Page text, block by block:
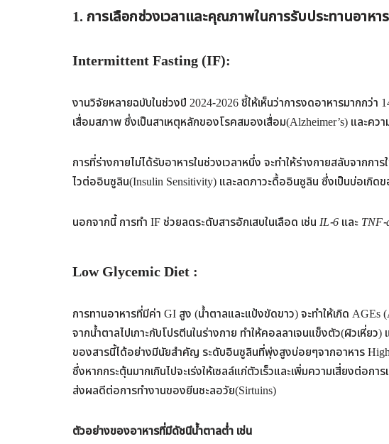
1. การเลือกช่วงเวลาและคุณภาพในการรับประทานอาหาร
Intermittent Fasting (IF):
งานวิจัยหลายฉบับในช่วงปี 2024-2026 ชี้ให้เห็นว่าการงดอาหารมากกว่า
เสื่อมสภาพ ซึ่งเป็นสาเหตุหลักของโรคสมองเสื่อม(Alzheimer’s) และคว
การที่ร่างกายไม่ได้รับอาหารในช่วงเวลาหนึ่ง จะทำให้ร่างกายสลับจากก
ไวต่ออินซูลิน(Insulin Sensitivity) และลดภาวะดื้ออินซูลิน ซึ่งเป็นบ่อเกิด
นอกจากนี้ การทำ IF ช่วยลดระดับสารอักเสบในเลือด เช่น IL-6 และ
Low Glycemic Diet :
การทานอาหารที่มีค่า GI สูง (น้ำตาลและแป้งขัดขาว) จะทำให้เกิด AGEs
จากน้ำตาลไปเกาะกับโปรตีนในร่างกาย ทำให้คอลลาเจนแข็งตัว(ผิวเหี่ย
ของสารนี้ได้อย่างมีนัยสำคัญ ระดับอินซูลินที่พุ่งสูงบ่อยๆจากอาหาร
ซึ่งหากกระตุ้นมากเกินไปจะเร่งให้เซลล์แก่ตัวเร็วและเพิ่มความเสี่ยงต่อก
ส่งผลดีต่อการทำงานของยีนชะลอวัย(Sirtuins)
ตัวอย่างของอาหารที่มีดัชนีน้ำตาลต่ำ เช่น